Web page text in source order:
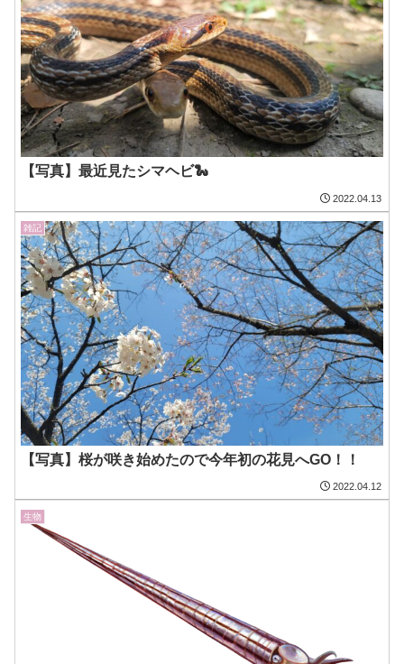
【写真】最近見たシマヘビ🐍
2022.04.13
雑記
【写真】桜が咲き始めたので今年初の花見へGO！！
2022.04.12
生物